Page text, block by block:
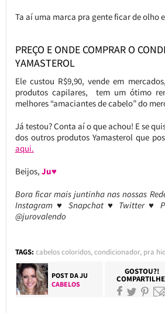
Ta aí uma marca pra gente ficar de olho
PREÇO E ONDE COMPRAR O
YAMASTEROL
Ele custou R$9,90, vende em
produtos capilares, tem um ótimo
melhores “amaciantes de cabelo” do
Já testou? Conta aí o que achou! E se
dos outros produtos Yamasterol que
aqui.
Beijos, Ju♥
Bora ficar mais juntinha nas nossas
Instagram ♥ Snapchat ♥ Twitter ♥
@jurovalendo
TAGS: cabelos coloridos,condicionador, pra
POST DAJU
CABELOS
GOSTOU?!